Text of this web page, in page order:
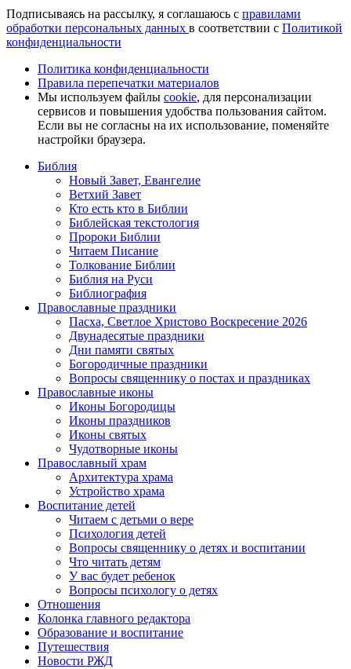
Подписываясь на рассылку, я соглашаюсь с правилами
обработки персональных данных в соответствии с Политикой
конфиденциальности
Политика конфиденциальности
Правила перепечатки материалов
Мы используем файлы cookie, для персонализации
сервисов и повышения удобства пользования сайтом.
Если вы не согласны на их использование, поменяйте
настройки браузера.
Библия
Новый Завет, Евангелие
Ветхий Завет
Кто есть кто в Библии
Библейская текстология
Пророки Библии
Читаем Писание
Толкование Библии
Библия на Руси
Библиография
Православные праздники
Пасха, Светлое Христово Воскресение 2026
Двунадесятые праздники
Дни памяти святых
Богородичные праздники
Вопросы священнику о постах и праздниках
Православные иконы
Иконы Богородицы
Иконы праздников
Иконы святых
Чудотворные иконы
Православный храм
Архитектура храма
Устройство храма
Воспитание детей
Читаем с детьми о вере
Психология детей
Вопросы священнику о детях и воспитании
Что читать детям
У вас будет ребенок
Вопросы психологу о детях
Отношения
Колонка главного редактора
Образование и воспитание
Путешествия
Новости РЖД